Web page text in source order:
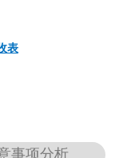
表
事项分析